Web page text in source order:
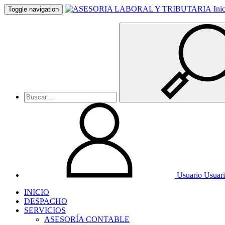
Toggle navigation
Usuario
INICIO
DESPACHO
SERVICIOS
ASESORÍA CONTABLE